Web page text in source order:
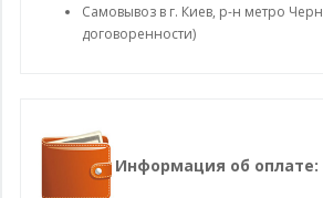
Самовывоз в г. Киев, р-н метро
договоренности)
Информация об оплате: